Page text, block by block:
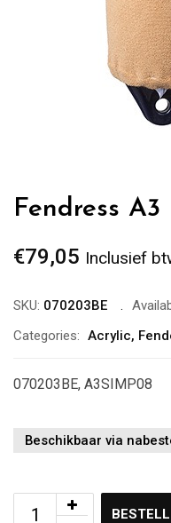
Fendress
€79,05 Inclusief
SKU: 070203BE
Categories: Acrylic,
070203BE, A3SIMP08
Beschikbaar via